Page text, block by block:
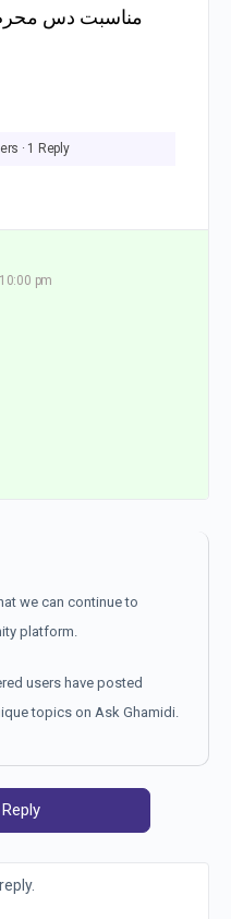
مناسبت دس
· 1 Reply
pm
we can continue to
platform.
users have posted
topics on Ask Ghamidi.